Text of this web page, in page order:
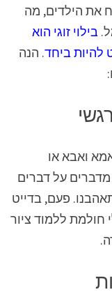
את הילדים, מה
בילוי זוגי הוא
להיות ביחד. הנה
ואבא או
מדברים על דברים
פעם, בדייט
חולמת ללמוד ציור